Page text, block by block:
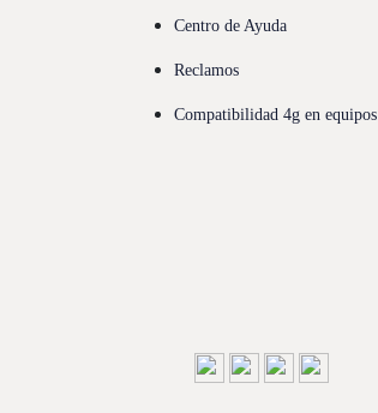
Centro de Ayuda
Reclamos
Compatibilidad 4g en equipos